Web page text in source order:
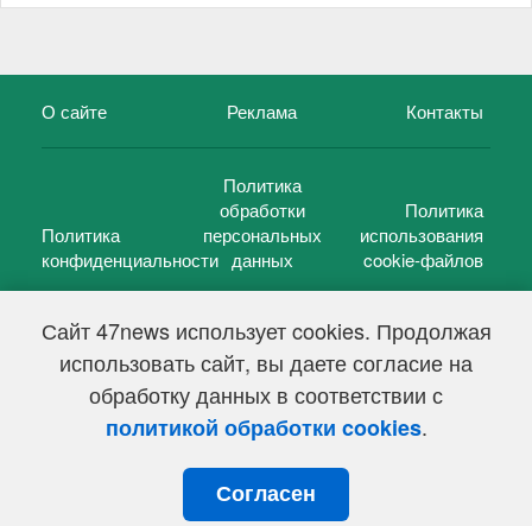
Сайт 47news использует cookies. Продолжая
использовать сайт, вы даете согласие на
обработку данных в соответствии с
политикой обработки cookies.
Согласен
О сайте Реклама Контакты
Политика
конфиденциальности
Политика
обработки
персональных
данных
Политика
использования
cookie-файлов
47 новостей (47 news)2005 — 2026 г.
Свидетельство о регистрации СМИ Эл № ФС 77-39848, выдано
Федеральной службой по надзору в сфере связи,
информационных технологий и массовых коммуникаций